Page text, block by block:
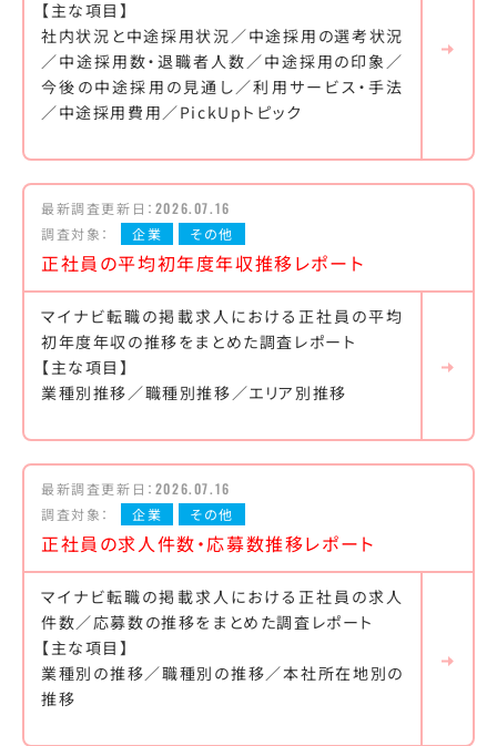
【主な項目】
社内状況と中途採用状況／中途採用の選考状況
／中途採用数・退職者人数／中途採用の印象／
今後の中途採用の見通し／利用サービス・手法
／中途採用費用／PickUpトピック
最新調査更新日： 2026.07.16
調査対象：
企業 その他
正社員の平均初年度年収推移レポート
マイナビ転職の掲載求人における正社員の平均
初年度年収の推移をまとめた調査レポート
【主な項目】
業種別推移／職種別推移／エリア別推移
最新調査更新日： 2026.07.16
調査対象：
企業 その他
正社員の求人件数・応募数推移レポート
マイナビ転職の掲載求人における正社員の求人
件数／応募数の推移をまとめた調査レポート
【主な項目】
業種別の推移／職種別の推移／本社所在地別の
推移